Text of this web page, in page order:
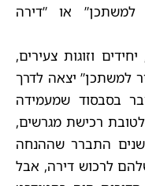
או ”דירה
וזוגות צעירים,
למשתכן” יצאה לדרך
מדובר בסבסוד שמעמידה
רכישת מגרשים,
התברר שההנחה
לרכוש דירה, אבל